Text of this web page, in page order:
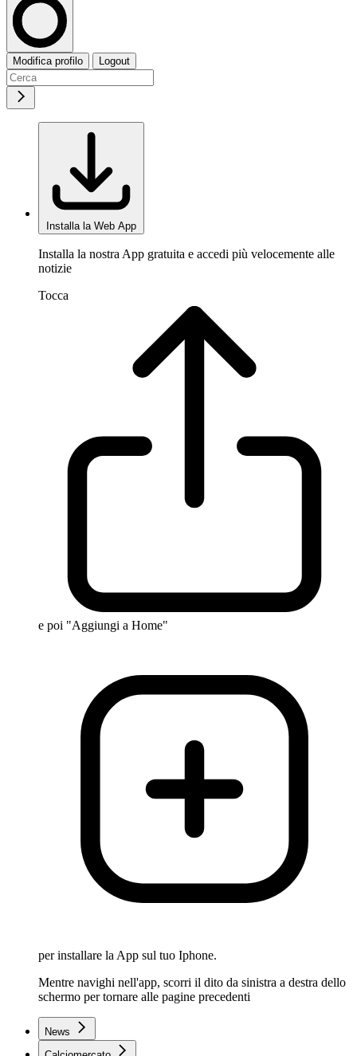
Modifica profilo Logout
Installa la Web App
Installa la nostra App gratuita e accedi più velocemente alle
notizie
Tocca
e poi "Aggiungi a Home"
per installare la App sul tuo Iphone.
Mentre navighi nell'app, scorri il dito da sinistra a destra dello
schermo per tornare alle pagine precedenti
News